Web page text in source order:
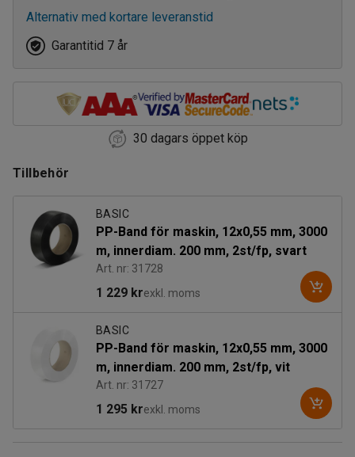
Alternativ med kortare leveranstid
Garantitid 7 år
30 dagars öppet köp
Tillbehör
BASIC
PP-Band för maskin, 12x0,55 mm, 3000
m, innerdiam. 200 mm, 2st/fp, svart
Art. nr: 31728
1 229 krexkl. moms
BASIC
PP-Band för maskin, 12x0,55 mm, 3000
m, innerdiam. 200 mm, 2st/fp, vit
Art. nr: 31727
1 295 krexkl. moms